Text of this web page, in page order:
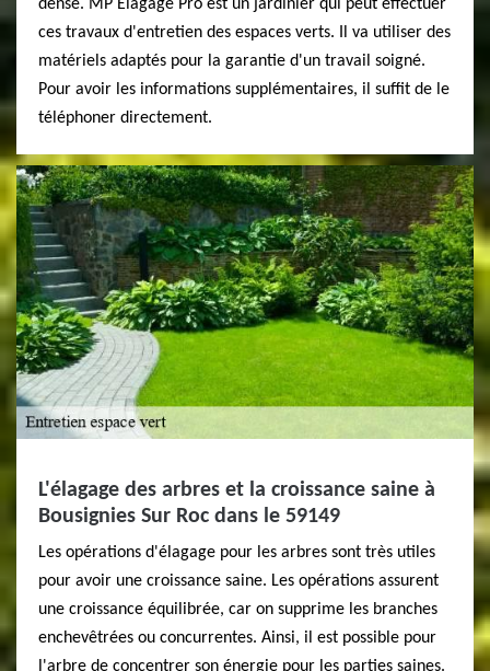
dense. MP Elagage Pro est un jardinier qui peut effectuer
ces travaux d'entretien des espaces verts. Il va utiliser des
matériels adaptés pour la garantie d'un travail soigné.
Pour avoir les informations supplémentaires, il suffit de le
téléphoner directement.
L'élagage des arbres et la croissance saine à
Bousignies Sur Roc dans le 59149
Les opérations d'élagage pour les arbres sont très utiles
pour avoir une croissance saine. Les opérations assurent
une croissance équilibrée, car on supprime les branches
enchevêtrées ou concurrentes. Ainsi, il est possible pour
l'arbre de concentrer son énergie pour les parties saines.